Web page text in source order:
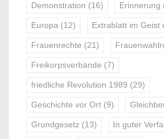
Demonstration (16) Erinnerung
Europa (12) Extrablatt im Geist
Frauenrechte (21)
Freikorpsverbände (7)
friedliche Revolution 1989 (29)
Geschichte vor Ort (9)
Grundgesetz (13) In guter